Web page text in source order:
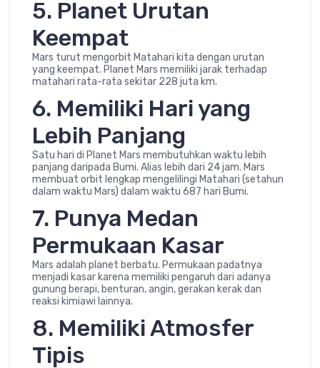
5. Planet Urutan
Keempat
Mars turut mengorbit Matahari kita dengan urutan
yang keempat. Planet Mars memiliki jarak terhadap
matahari rata-rata sekitar 228 juta km.
6. Memiliki Hari yang
Lebih Panjang
Satu hari di Planet Mars membutuhkan waktu lebih
panjang daripada Bumi. Alias lebih dari 24 jam. Mars
membuat orbit lengkap mengelilingi Matahari (setahun
dalam waktu Mars) dalam waktu 687 hari Bumi.
7. Punya Medan
Permukaan Kasar
Mars adalah planet berbatu. Permukaan padatnya
menjadi kasar karena memiliki pengaruh dari adanya
gunung berapi, benturan, angin, gerakan kerak dan
reaksi kimiawi lainnya.
8. Memiliki Atmosfer
Tipis